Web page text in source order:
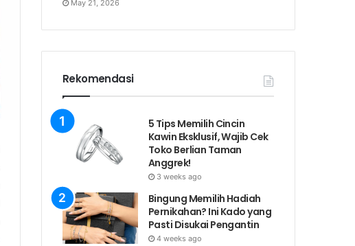
May 21, 2026
Rekomendasi
5 Tips Memilih Cincin
Kawin Eksklusif, Wajib Cek
Toko Berlian Taman
Anggrek!
3 weeks ago
Bingung Memilih Hadiah
Pernikahan? Ini Kado yang
Pasti Disukai Pengantin
4 weeks ago